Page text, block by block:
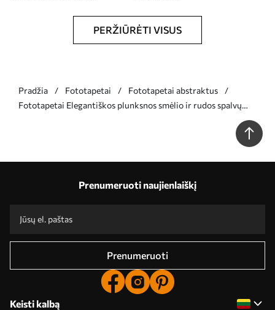
PERŽIŪRĖTI VISUS
Pradžia Fototapetai
Fototapetai abstraktus
Fototapetai Elegantiškos plunksnos smėlio ir rudos spalvų
Prenumeruoti naujienlaiškį
Prenumeruoti
Keisti kalbą